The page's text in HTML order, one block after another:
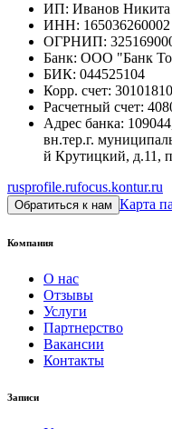
ИП: Иванов
ИНН: 165036260002
ОГРНИП:
Банк: ООО "Банк
БИК: 044525104
Корр. счет:
Расчетный счет:
Адрес банка:
вн.тер.г.
й Крутицкий, д.11,
rusprofile.rufocus.kontur.ru
Обратиться к нам Карта
Компания
О нас
Отзывы
Услуги
Партнерство
Вакансии
Контакты
Записи